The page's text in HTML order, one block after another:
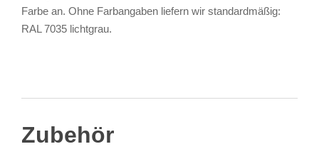
Farbe an. Ohne Farbangaben liefern wir standardmäßig:
RAL 7035 lichtgrau.
Zubehör